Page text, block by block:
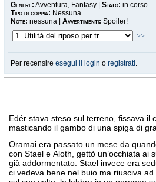
Genere: Avventura, Fantasy | Stato: in corso
Tipo di coppia: Nessuna
Note: nessuna | Avvertimenti: Spoiler!
>>
Per recensire esegui il login o registrati.
Edér stava steso sul terreno, fissava il
masticando il gambo di una spiga di
Oramai era passato un mese da
con Stael e Aloth, gettò un’occhiata ai
già addormentato. Stael invece era
ci vedeva bene nel buio ma riusciva ad